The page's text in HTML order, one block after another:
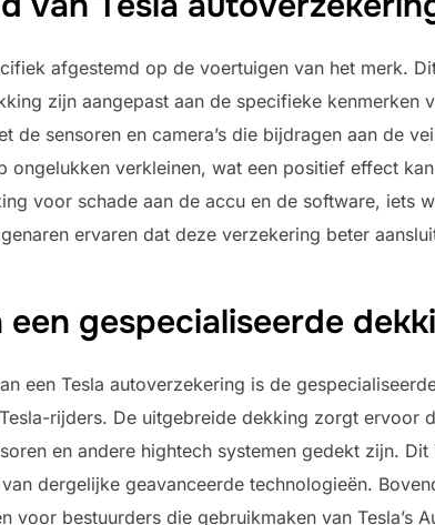
afgestemd op de voertuigen van het merk.
zijn aangepast aan de specifieke kenmerken
de sensoren en camera’s die bijdragen aan de
ongelukken verkleinen, wat een positief effect
voor schade aan de accu en de software, iets
ervaren dat deze verzekering beter
gespecialiseerde
een Tesla autoverzekering is de
rijders. De uitgebreide dekking zorgt ervoor
en andere hightech systemen gedekt zijn.
dergelijke geavanceerde technologieën.
voor bestuurders die gebruikmaken van Tesla’s